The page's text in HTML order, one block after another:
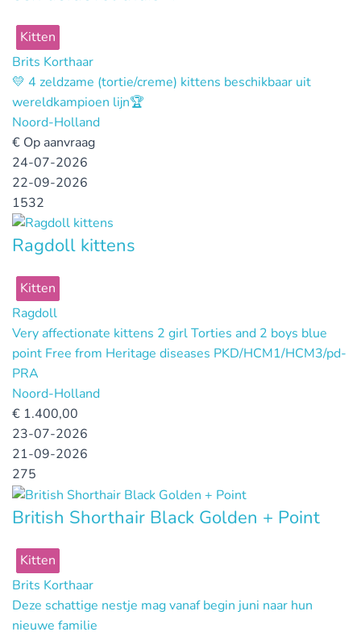
Kitten
Brits Korthaar
💛 4 zeldzame (tortie/creme) kittens beschikbaar uit
wereldkampioen lijn🏆
Noord-Holland
€ Op aanvraag
24-07-2026
22-09-2026
1532
Ragdoll kittens
Kitten
Ragdoll
Very affectionate kittens 2 girl Torties and 2 boys blue
point Free from Heritage diseases PKD/HCM1/HCM3/pd-
PRA
Noord-Holland
€ 1.400,00
23-07-2026
21-09-2026
275
British Shorthair Black Golden + Point
Kitten
Brits Korthaar
Deze schattige nestje mag vanaf begin juni naar hun
nieuwe familie